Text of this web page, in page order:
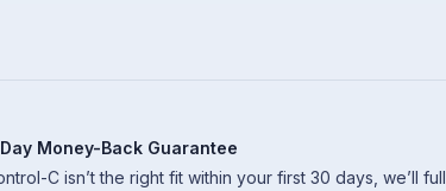
Money-Back Guarantee
C isn’t the right fit within your first 30 days, we’ll